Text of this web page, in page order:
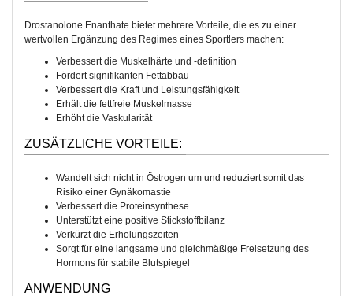
Drostanolone Enanthate bietet mehrere Vorteile, die es zu einer
wertvollen Ergänzung des Regimes eines Sportlers machen:
Verbessert die Muskelhärte und -definition
Fördert signifikanten Fettabbau
Verbessert die Kraft und Leistungsfähigkeit
Erhält die fettfreie Muskelmasse
Erhöht die Vaskularität
ZUSÄTZLICHE VORTEILE:
Wandelt sich nicht in Östrogen um und reduziert somit das
Risiko einer Gynäkomastie
Verbessert die Proteinsynthese
Unterstützt eine positive Stickstoffbilanz
Verkürzt die Erholungszeiten
Sorgt für eine langsame und gleichmäßige Freisetzung des
Hormons für stabile Blutspiegel
ANWENDUNG